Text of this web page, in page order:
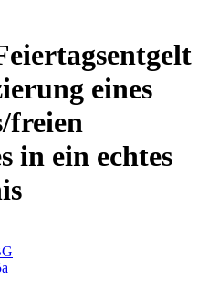
eines
freien
in ein echtes